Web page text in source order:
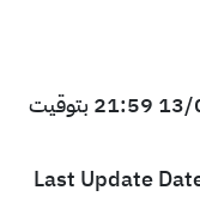
آخر تحديث لمحتوى الصفحة : 13/01/2026 21:59 بتوقيت
Last Update